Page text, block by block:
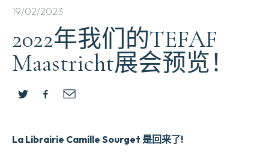
19/02/2023
2022年我们的TEFAF
Maastricht展会预览！
La Librairie Camille Sourget 是回来了!